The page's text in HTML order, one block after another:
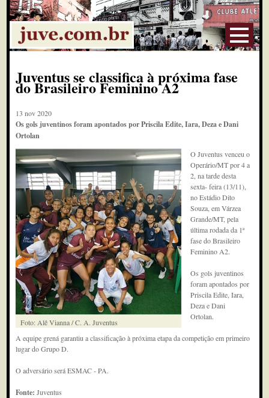
Juventus se classifica à próxima fase
do Brasileiro Feminino A2
13 nov 2020
Os gols juventinos foram apontados por Priscila Edite, Iara, Deza e Dani
Ortolan
Foto: Alê Vianna / C. A. Juventus
O Juventus venceu o
Operário/MT por 4 a
2, na tarde desta
sexta- feira (13/11),
no Estádio Dito
Souza, em Várzea
Grande/MT, pela
última rodada da 1ª
fase do Brasileiro
Feminino A2.
Os gols juventinos
foram apontados por
Priscila Edite, Iara,
Deza e Dani
Ortolan.
A equipe grená garantiu a classificação à próxima etapa da competição em primeiro
lugar do Grupo D.
O adversário será ESMAC - PA.
Fonte:Juventus